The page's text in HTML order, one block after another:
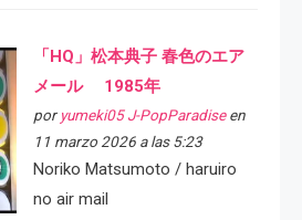
「HQ」松本典子 春色のエア
メール 1985年
por yumeki05 J-PopParadiseen
11 marzo 2026 a las 5:23
Noriko Matsumoto / haruiro
no air mail